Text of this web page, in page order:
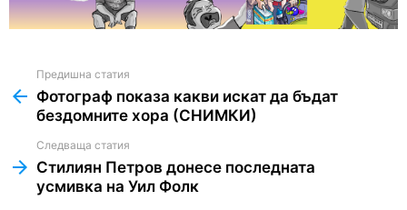
more
Предишна статия
Фотограф показа какви искат да бъдат
бездомните хора (СНИМКИ)
Следваща статия
Стилиян Петров донесе последната
усмивка на Уил Фолк